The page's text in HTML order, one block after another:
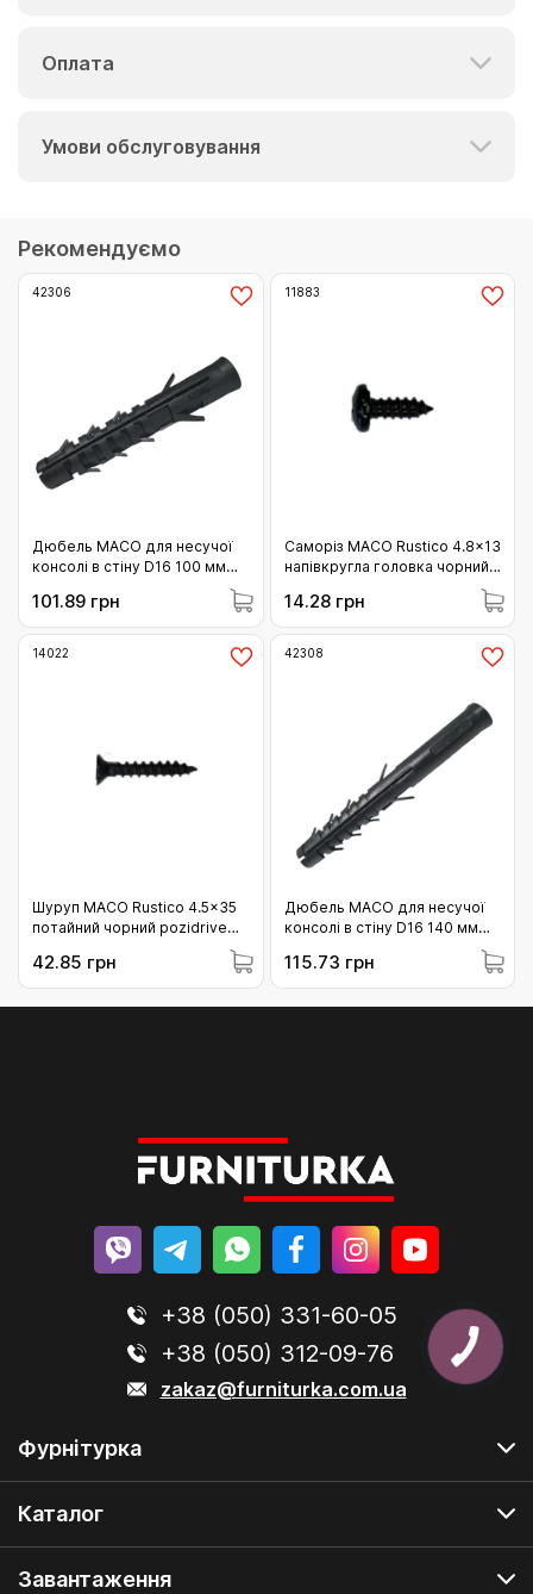
Оплата
Умови обслуговування
Рекомендуємо
42306
Дюбель MACO для несучої
консолі в стіну D16 100 мм
101.89 грн
11883
Саморіз MACO Rustico 4.8x13
напівкругла головка чорний
14.28 грн
14022
Шуруп MACO Rustico 4.5x35
потайний чорний pozidrive
42.85 грн
42308
Дюбель MACO для несучої
консолі в стіну D16 140 мм
115.73 грн
+38 (050) 331-60-05
+38 (050) 312-09-76
zakaz@furniturka.com.ua
Фурнітурка
Каталог
Завантаження